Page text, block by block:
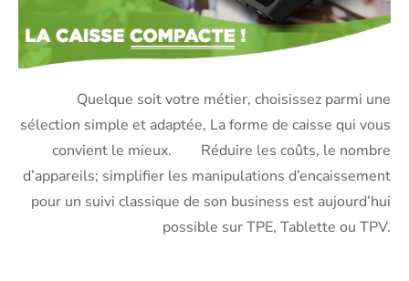
Quelque soit votre métier, choisissez parmi une
sélection simple et adaptée, La forme de caisse qui vous
convient le mieux. Réduire les coûts, le nombre
d’appareils; simplifier les manipulations d’encaissement
pour un suivi classique de son business est aujourd’hui
possible sur TPE, Tablette ou TPV.